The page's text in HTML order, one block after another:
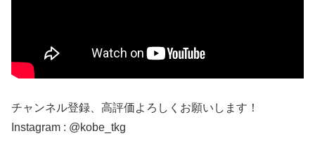
チャンネル登録、高評価よろしくお願いします！
Instagram : @kobe_tkg